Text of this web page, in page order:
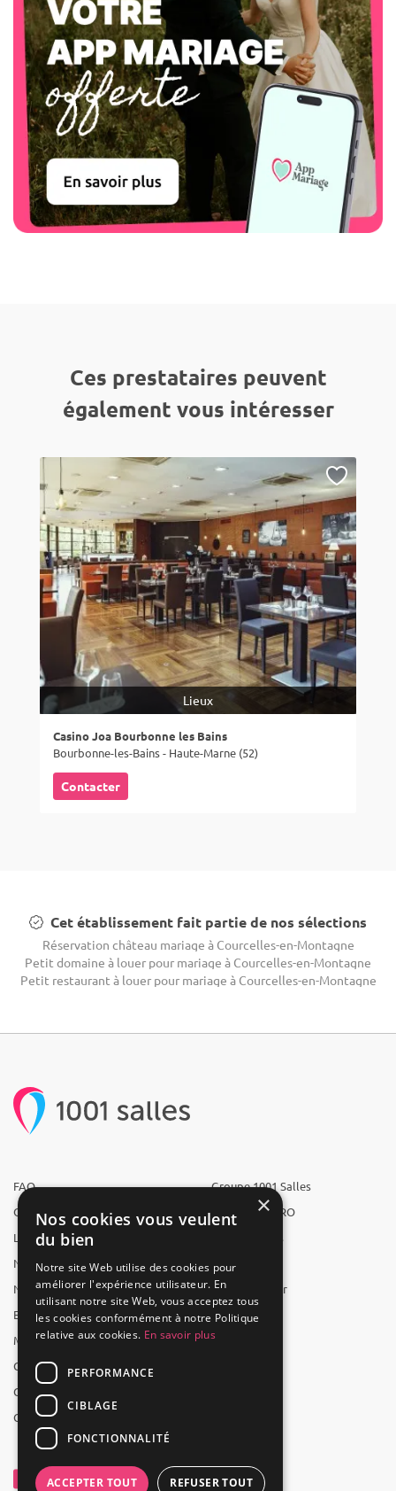
Ces prestataires peuvent
également vous intéresser
Lieux
Casino Joa Bourbonne les Bains
Bourbonne-les-Bains - Haute-Marne (52)
Contacter
Cet établissement fait partie de nos sélections
Réservation château mariage à Courcelles-en-Montagne
Petit domaine à louer pour mariage à Courcelles-en-Montagne
Petit restaurant à louer pour mariage à Courcelles-en-Montagne
FAQ
Qui sommes-nous ?
L'équipe
Nous recrutons
Nos partenaires
Espace presse
Mentions légales
CGV
CGU
Contact
Groupe 1001 Salles
1001 Salles PRO
1001 Traiteurs
1001 Artistes
Reserverunbar
MP2
×
Nos cookies vous veulent
du bien
Notre site Web utilise des cookies pour
améliorer l'expérience utilisateur. En
utilisant notre site Web, vous acceptez tous
les cookies conformément à notre Politique
relative aux cookies. En savoir plus
PERFORMANCE
CIBLAGE
FONCTIONNALITÉ
ACCEPTER TOUT REFUSER TOUT